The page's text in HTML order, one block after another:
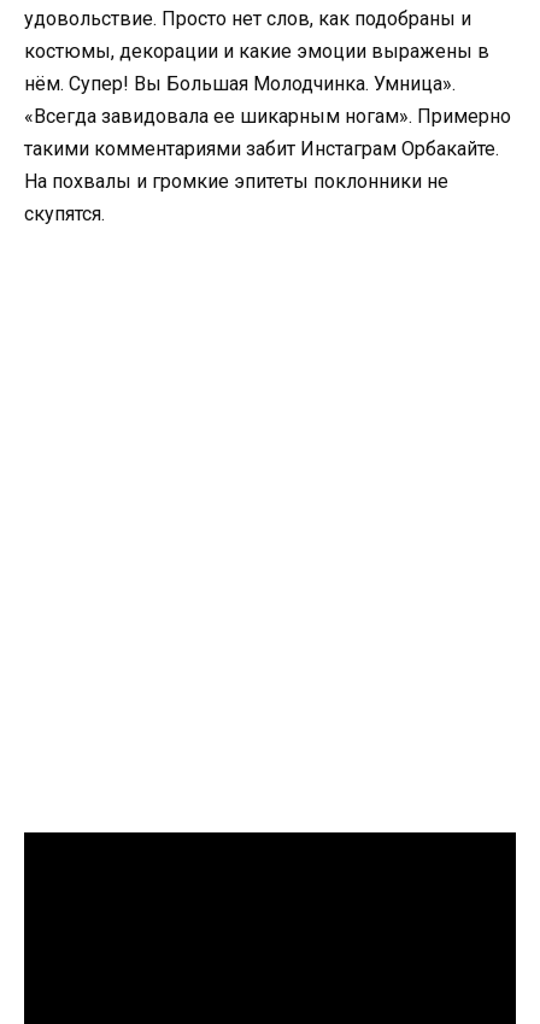
удовольствие. Просто нет слов, как подобраны и
костюмы, декорации и какие эмоции выражены в
нём. Супер! Вы Большая Молодчинка. Умница».
«Всегда завидовала ее шикарным ногам». Примерно
такими комментариями забит Инстаграм Орбакайте.
На похвалы и громкие эпитеты поклонники не
скупятся.